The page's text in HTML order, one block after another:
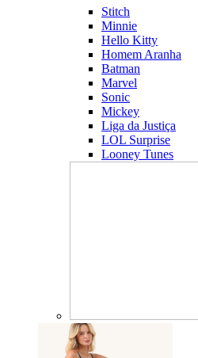
Stitch
Minnie
Hello Kitty
Homem Aranha
Batman
Marvel
Sonic
Mickey
Liga da Justiça
LOL Surprise
Looney Tunes